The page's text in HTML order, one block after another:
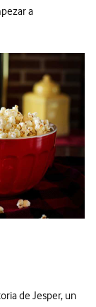
a
de Jesper, un